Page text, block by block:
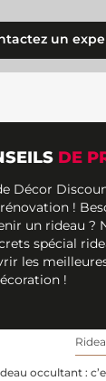
un
DE
Décor
!
un rideau ?
spécial
les
!
occultant :